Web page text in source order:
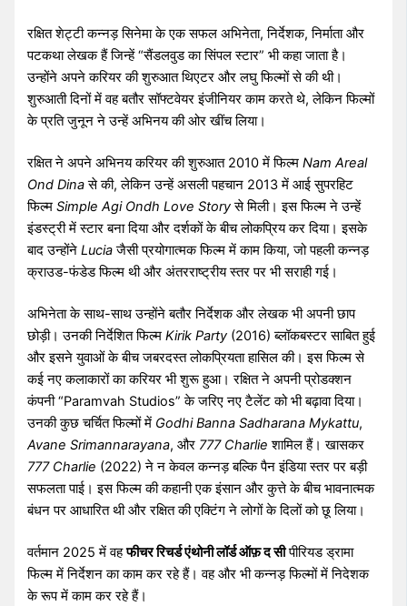
रक्षित शेट्टी कन्नड़ सिनेमा के एक सफल अभिनेता, निर्देशक, निर्माता और
पटकथा लेखक हैं जिन्हें “सैंडलवुड का सिंपल स्टार” भी कहा जाता है।
उन्होंने अपने करियर की शुरुआत थिएटर और लघु फिल्मों से की थी।
शुरुआती दिनों में वह बतौर सॉफ्टवेयर इंजीनियर काम करते थे, लेकिन फिल्मों
के प्रति जुनून ने उन्हें अभिनय की ओर खींच लिया।
रक्षित ने अपने अभिनय करियर की शुरुआत 2010 में फिल्मNam Areal
Ond Dinaसे की, लेकिन उन्हें असली पहचान 2013 में आई सुपरहिट
फिल्मSimple Agi Ondh Love Storyसे मिली। इस फिल्म ने उन्हें
इंडस्ट्री में स्टार बना दिया और दर्शकों के बीच लोकप्रिय कर दिया। इसके
बाद उन्होंनेLuciaजैसी प्रयोगात्मक फिल्म में काम किया, जो पहली कन्नड़
क्राउड-फंडेड फिल्म थी और अंतरराष्ट्रीय स्तर पर भी सराही गई।
अभिनेता के साथ-साथ उन्होंने बतौर निर्देशक और लेखक भी अपनी छाप
छोड़ी। उनकी निर्देशित फिल्मKirik Party (2016) ब्लॉकबस्टर साबित हुई
और इसने युवाओं के बीच जबरदस्त लोकप्रियता हासिल की। इस फिल्म से
कई नए कलाकारों का करियर भी शुरू हुआ। रक्षित ने अपनी प्रोडक्शन
कंपनी “Paramvah Studios” के जरिए नए टैलेंट को भी बढ़ावा दिया।
उनकी कुछ चर्चित फिल्मों में Godhi Banna Sadharana Mykattu,
Avane Srimannarayana, और 777 Charlie शामिल हैं। खासकर
777 Charlie (2022) ने न केवल कन्नड़ बल्कि पैन इंडिया स्तर पर बड़ी
सफलता पाई। इस फिल्म की कहानी एक इंसान और कुत्ते के बीच भावनात्मक
बंधन पर आधारित थी और रक्षित की एक्टिंग ने लोगों के दिलों को छू लिया।
वर्तमान 2025 में वहफीचर रिचर्ड एंथोनी लॉर्ड ऑफ़ द सीपीरियड ड्रामा
फिल्म में निर्देशन का काम कर रहे हैं। वह और भी कन्नड़ फिल्मों में निदेशक
के रूप में काम कर रहे हैं।